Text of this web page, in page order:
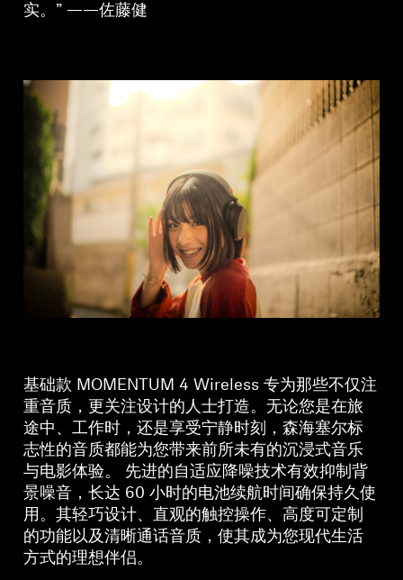
实。” ——佐藤健
基础款 MOMENTUM 4 Wireless 专为那些不仅注
重音质，更关注设计的人士打造。无论您是在旅
途中、工作时，还是享受宁静时刻，森海塞尔标
志性的音质都能为您带来前所未有的沉浸式音乐
与电影体验。 先进的自适应降噪技术有效抑制背
景噪音，长达 60 小时的电池续航时间确保持久使
用。其轻巧设计、直观的触控操作、高度可定制
的功能以及清晰通话音质，使其成为您现代生活
方式的理想伴侣。